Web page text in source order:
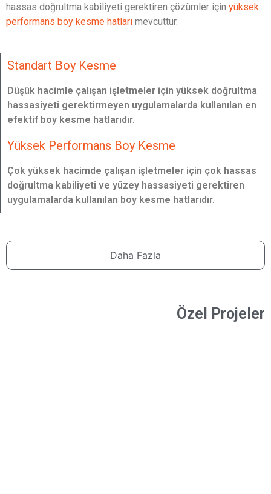
hassas doğrultma kabiliyeti gerektiren çözümler için yüksek
performans boy kesme hatları mevcuttur.
Standart Boy Kesme
Düşük hacimle çalışan işletmeler için yüksek doğrultma
hassasiyeti gerektirmeyen uygulamalarda kullanılan en
efektif boy kesme hatlarıdır.
Yüksek Performans Boy Kesme
Çok yüksek hacimde çalışan işletmeler için çok hassas
doğrultma kabiliyeti ve yüzey hassasiyeti gerektiren
uygulamalarda kullanılan boy kesme hatlarıdır.
Daha Fazla
Özel Projeler